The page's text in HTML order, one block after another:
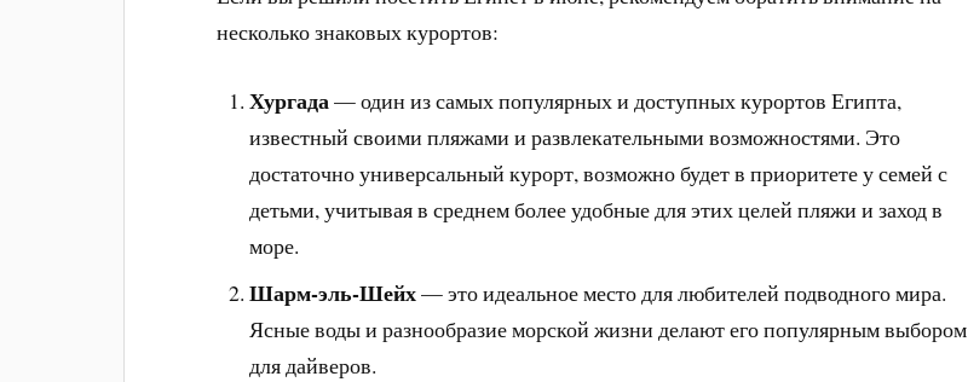
несколько знаковых курортов:
Хургада— один из самых популярных и доступных курортов Египта,
известный своими пляжами и развлекательными возможностями. Это
достаточно универсальный курорт, возможно будет в приоритете у семей с
детьми, учитывая в среднем более удобные для этих целей пляжи и заход в
море.
Шарм-эль-Шейх— это идеальное место для любителей подводного мира.
Ясные воды и разнообразие морской жизни делают его популярным выбором
для дайверов.